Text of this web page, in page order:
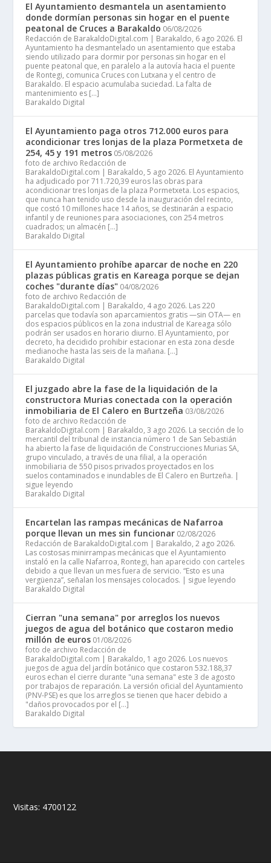
El Ayuntamiento desmantela un asentamiento
donde dormían personas sin hogar en el puente
peatonal de Cruces a Barakaldo 06/08/2026
Redacción de BarakaldoDigital.com | Barakaldo, 6 ago 2026. El
Ayuntamiento ha desmantelado un asentamiento que estaba
siendo utilizado para dormir por personas sin hogar en el
puente peatonal que, en paralelo a la autovía hacia el puente
de Rontegi, comunica Cruces con Lutxana y el centro de
Barakaldo. El espacio acumulaba suciedad. La falta de
mantenimiento es […]
Barakaldo Digital
El Ayuntamiento paga otros 712.000 euros para
acondicionar tres lonjas de la plaza Pormetxeta de
254, 45 y 191 metros 05/08/2026
foto de archivo Redacción de
BarakaldoDigital.com | Barakaldo, 5 ago 2026. El Ayuntamiento
ha adjudicado por 711.720,39 euros las obras para
acondicionar tres lonjas de la plaza Pormetxeta. Los espacios,
que nunca han tenido uso desde la inauguración del recinto,
que costó 10 millones hace 14 años, se destinarán a espacio
infantil y de reuniones para asociaciones, con 254 metros
cuadrados; un almacén […]
Barakaldo Digital
El Ayuntamiento prohíbe aparcar de noche en 220
plazas públicas gratis en Kareaga porque se dejan
coches "durante días" 04/08/2026
foto de archivo Redacción de
BarakaldoDigital.com | Barakaldo, 4 ago 2026. Las 220
parcelas que todavía son aparcamientos gratis —sin OTA— en
dos espacios públicos en la zona industrial de Kareaga sólo
podrán ser usados en horario diurno. El Ayuntamiento, por
decreto, ha decidido prohibir estacionar en esta zona desde
medianoche hasta las seis de la mañana. […]
Barakaldo Digital
El juzgado abre la fase de la liquidación de la
constructora Murias conectada con la operación
inmobiliaria de El Calero en Burtzeña 03/08/2026
foto de archivo Redacción de
BarakaldoDigital.com | Barakaldo, 3 ago 2026. La sección de lo
mercantil del tribunal de instancia número 1 de San Sebastián
ha abierto la fase de liquidación de Construcciones Murias SA,
grupo vinculado, a través de una filial, a la operación
inmobiliaria de 550 pisos privados proyectados en los
suelos contaminados e inundables de El Calero en Burtzeña. |
sigue leyendo
Barakaldo Digital
Encartelan las rampas mecánicas de Nafarroa
porque llevan un mes sin funcionar 02/08/2026
Redacción de BarakaldoDigital.com | Barakaldo, 2 ago 2026.
Las costosas minirrampas mecánicas que el Ayuntamiento
instaló en la calle Nafarroa, Rontegi, han aparecido con carteles
debido a que llevan un mes fuera de servicio. “Esto es una
vergüenza”, señalan los mensajes colocados. | sigue leyendo
Barakaldo Digital
Cierran "una semana" por arreglos los nuevos
juegos de agua del botánico que costaron medio
millón de euros 01/08/2026
foto de archivo Redacción de
BarakaldoDigital.com | Barakaldo, 1 ago 2026. Los nuevos
juegos de agua del jardín botánico que costaron 532.188,37
euros echan el cierre durante "una semana" este 3 de agosto
por trabajos de reparación. La versión oficial del Ayuntamiento
(PNV-PSE) es que los arreglos se tienen que hacer debido a
"daños provocados por el […]
Barakaldo Digital
Visitas: 4700122